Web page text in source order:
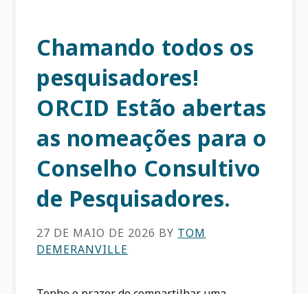
Chamando todos os
pesquisadores!
ORCID Estão abertas
as nomeações para o
Conselho Consultivo
de Pesquisadores.
27 DE MAIO DE 2026 BY TOM
DEMERANVILLE